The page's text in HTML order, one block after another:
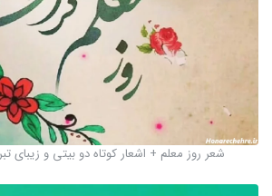
شعر روز معلم + اشعار کوتاه دو بیتی و زیبای